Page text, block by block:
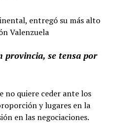
entregó su más alto
Valenzuela
provincia, se tensa por
no quiere ceder ante los
y lugares en la
en las negociaciones.